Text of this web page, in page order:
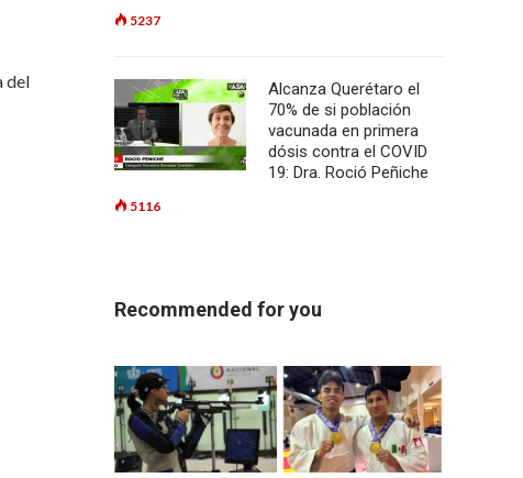
del
5237
Alcanza Querétaro el
70% de si población
vacunada en primera
dósis contra el COVID
19: Dra. Roció Peñiche
5116
Recommended for you